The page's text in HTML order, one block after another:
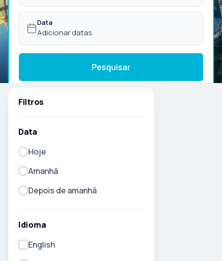
Data
Adicionar datas
Pesquisar
Filtros
Data
Hoje
Amanhã
Depois de amanhã
Idioma
English